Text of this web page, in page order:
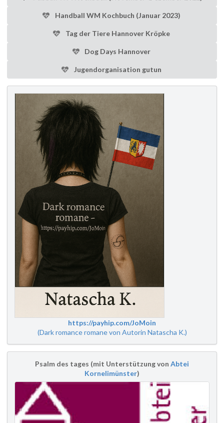
Handball WM Kochbuch (Januar 2023)
Tag der Tiere Hannover Kröpke
Dog Days Hannover
Jugendorganisation gutun
https://payhip.com/JoMoin
(Dark romance romane von Autorin Natascha K.)
Psalm des tages (mit Unterstützung von Abtei
Kornelimünster)